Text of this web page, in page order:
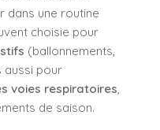
dans une routine
choisie pour
(ballonnements,
aussi pour
voies respiratoires,
de saison.